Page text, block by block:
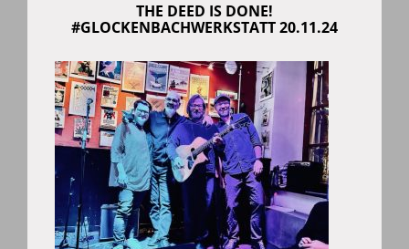
THE DEED IS DONE!
#GLOCKENBACHWERKSTATT 20.11.24